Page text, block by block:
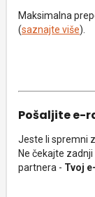
Maksimalna
(saznajte više).
Pošaljite e-
Jeste li spremni
Ne čekajte
partnera - Tvoj